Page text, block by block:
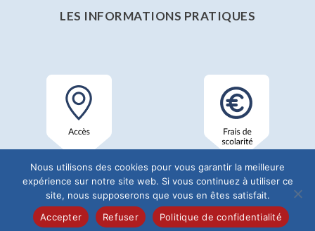
LES INFORMATIONS PRATIQUES
Nous utilisons des cookies pour vous garantir la meilleure
expérience sur notre site web. Si vous continuez à utiliser ce
site, nous supposerons que vous en êtes satisfait.
Accepter
Refuser Politique de confidentialité